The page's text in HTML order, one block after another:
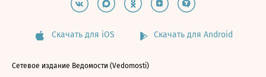
Скачать для iOS Скачать для Android
Сетевое издание Ведомости (Vedomosti)